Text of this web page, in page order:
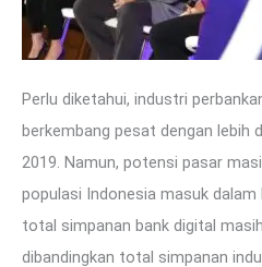
Perlu diketahui, industri
berkembang pesat dengan lebih
2019. Namun, potensi pasar
populasi Indonesia masuk
total simpanan bank digital
dibandingkan total simpanan